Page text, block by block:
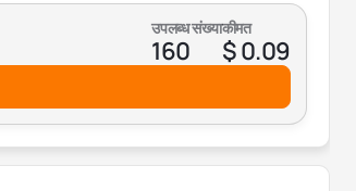
उपलब्ध संख्या
160
कीमत
$ 0.09